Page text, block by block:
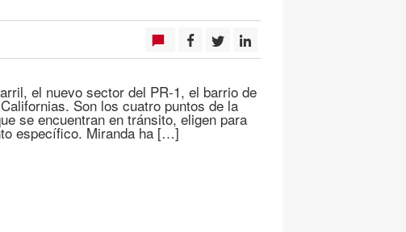
el nuevo sector del PR-1, el barrio de
Son los cuatro puntos de la
se encuentran en tránsito, eligen para
específico. Miranda ha […]